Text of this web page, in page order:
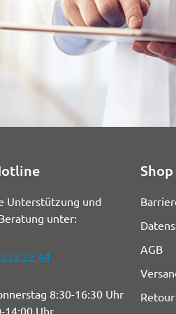
Unterstützung und
unter:
22 44
8:30-16:30 Uhr
14:00 Uhr
AGB
Retour